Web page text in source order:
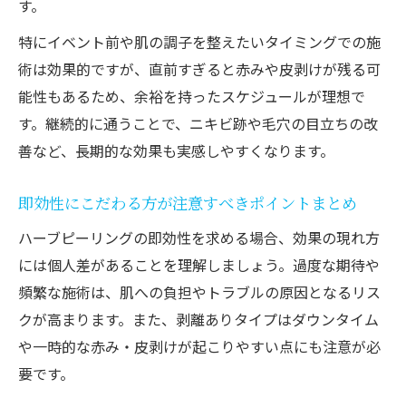
す。
特にイベント前や肌の調子を整えたいタイミングでの施
術は効果的ですが、直前すぎると赤みや皮剥けが残る可
能性もあるため、余裕を持ったスケジュールが理想で
す。継続的に通うことで、ニキビ跡や毛穴の目立ちの改
善など、長期的な効果も実感しやすくなります。
即効性にこだわる方が注意すべきポイントまとめ
ハーブピーリングの即効性を求める場合、効果の現れ方
には個人差があることを理解しましょう。過度な期待や
頻繁な施術は、肌への負担やトラブルの原因となるリス
クが高まります。また、剥離ありタイプはダウンタイム
や一時的な赤み・皮剥けが起こりやすい点にも注意が必
要です。